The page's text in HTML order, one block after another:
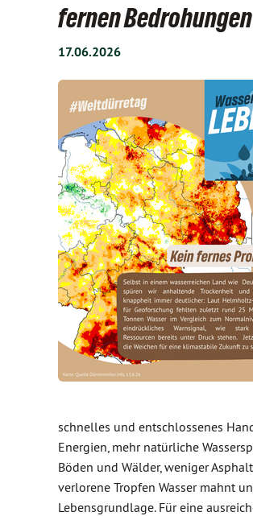
fernen
17.06.2026
schnelles und entschlossenes
Energien, mehr natürliche
Böden und Wälder, weniger
verlorene Tropfen Wasser mahnt
Lebensgrundlage. Für eine